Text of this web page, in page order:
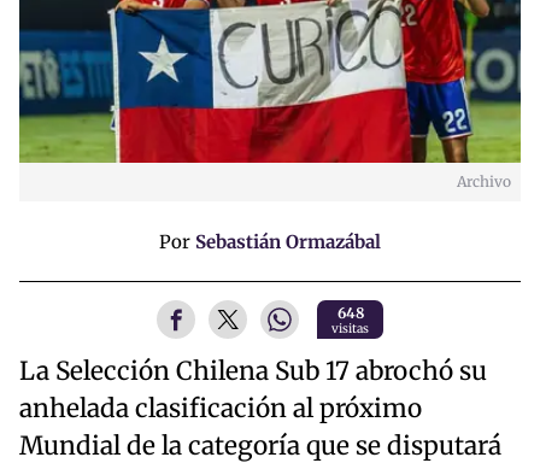
Archivo
Por Sebastián Ormazábal
648
visitas
La Selección Chilena Sub 17 abrochó su
anhelada clasificación al próximo
Mundial de la categoría que se disputará